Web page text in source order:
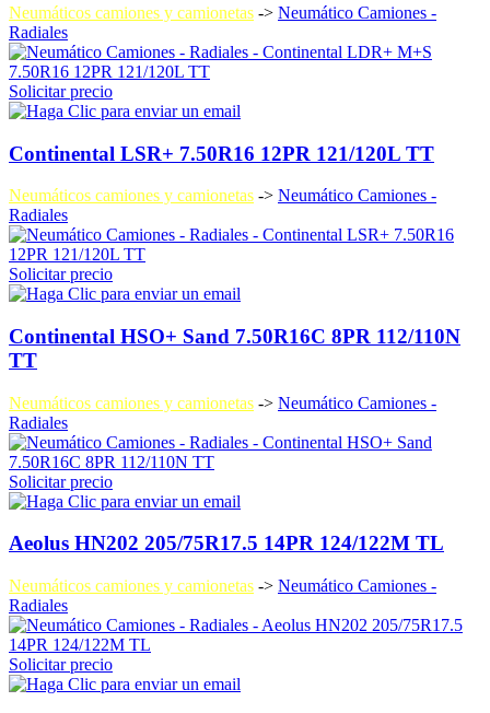
Neumáticos camiones y camionetas -> Neumático Camiones -
Radiales
Solicitar precio
Continental LSR+ 7.50R16 12PR 121/120L TT
Neumáticos camiones y camionetas -> Neumático Camiones -
Radiales
Solicitar precio
Continental HSO+ Sand 7.50R16C 8PR 112/110N
TT
Neumáticos camiones y camionetas -> Neumático Camiones -
Radiales
Solicitar precio
Aeolus HN202 205/75R17.5 14PR 124/122M TL
Neumáticos camiones y camionetas -> Neumático Camiones -
Radiales
Solicitar precio